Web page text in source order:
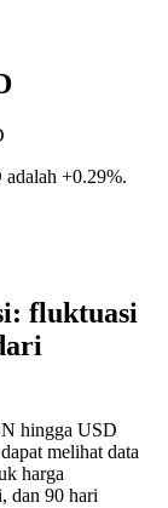
+0.29%.
fluktuasi
hingga USD
melihat data
harga
dan 90 hari